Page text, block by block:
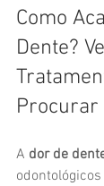
Como
Dente?
Procurar
A dor de